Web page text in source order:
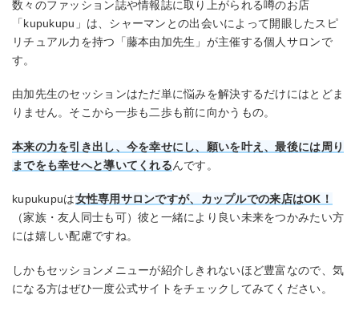
数々のファッション誌や情報誌に取り上がられる噂のお店
「kupukupu」は、シャーマンとの出会いによって開眼したスピ
リチュアル力を持つ「藤本由加先生」が主催する個人サロンで
す。
由加先生のセッションはただ単に悩みを解決するだけにはとどま
りません。そこから一歩も二歩も前に向かうもの。
本来の力を引き出し、今を幸せにし、願いを叶え、最後には周り
までをも幸せへと導いてくれるんです。
kupukupuは女性専用サロンですが、カップルでの来店はOK！
（家族・友人同士も可）彼と一緒により良い未来をつかみたい方
には嬉しい配慮ですね。
しかもセッションメニューが紹介しきれないほど豊富なので、気
になる方はぜひ一度公式サイトをチェックしてみてください。